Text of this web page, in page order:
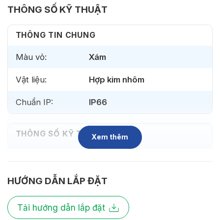
THÔNG SỐ KỸ THUẬT
THÔNG TIN CHUNG
Màu vỏ: Xám
Vật liệu: Hợp kim nhôm
Chuẩn IP: IP66
THÔNG SỐ KỸ THUẬT
Nhiệt độ màu: 3000K
màu:
CRI>80
Xem thêm
HƯỚNG DẪN LẮP ĐẶT
Tải hướng dẫn lắp đặt